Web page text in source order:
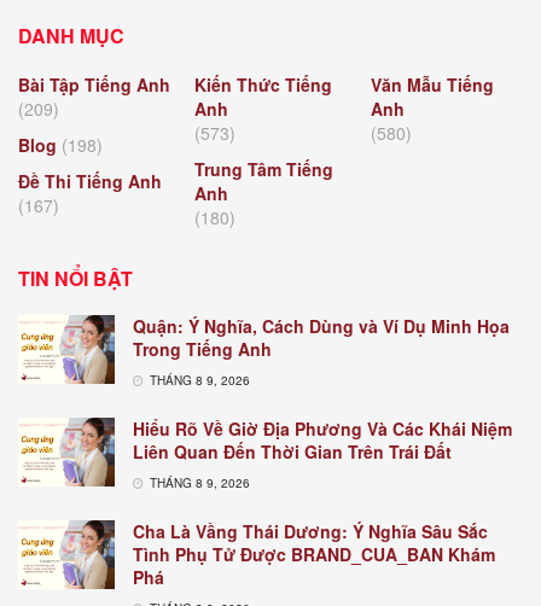
DANH MỤC
Bài Tập Tiếng Anh
(209)
Blog (198)
Đề Thi Tiếng Anh
(167)
Kiến Thức Tiếng
Anh
(573)
Trung Tâm Tiếng
Anh
(180)
Văn Mẫu Tiếng
Anh
(580)
TIN NỔI BẬT
Quận: Ý Nghĩa, Cách Dùng và Ví Dụ Minh Họa
Trong Tiếng Anh
THÁNG 8 9, 2026
Hiểu Rõ Về Giờ Địa Phương Và Các Khái Niệm
Liên Quan Đến Thời Gian Trên Trái Đất
THÁNG 8 9, 2026
Cha Là Vầng Thái Dương: Ý Nghĩa Sâu Sắc
Tình Phụ Tử Được BRAND_CUA_BAN Khám
Phá